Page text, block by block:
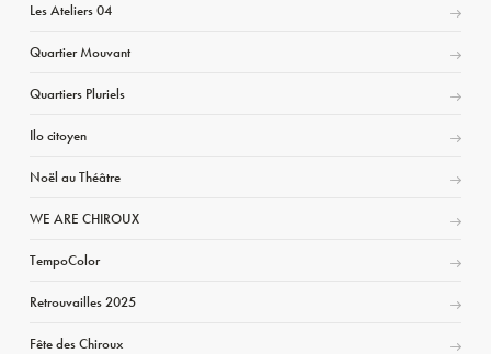
Les Ateliers 04
Quartier Mouvant
Quartiers Pluriels
Ilo citoyen
Noël au Théâtre
WE ARE CHIROUX
TempoColor
Retrouvailles 2025
Fête des Chiroux